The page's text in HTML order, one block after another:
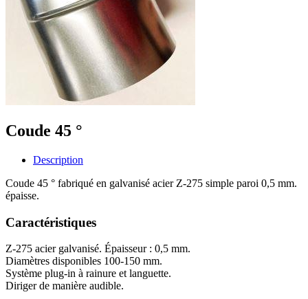
Coude 45 °
Description
Coude 45 ° fabriqué en galvanisé acier Z-275 simple paroi 0,5 mm.
épaisse.
Caractéristiques
Z-275 acier galvanisé. Épaisseur : 0,5 mm.
Diamètres disponibles 100-150 mm.
Système plug-in à rainure et languette.
Diriger de manière audible.